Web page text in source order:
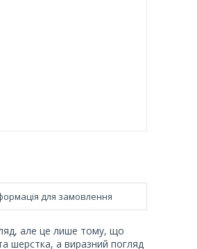
для замовлення
але це лише тому, що
шерстка, а виразний погляд